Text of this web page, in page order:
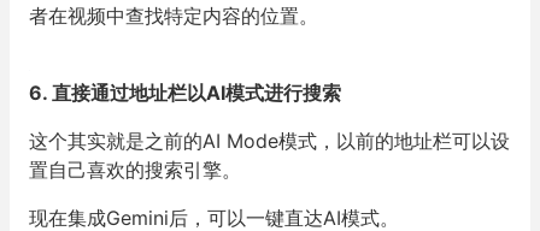
者在视频中查找特定内容的位置。
6. 直接通过地址栏以AI模式进行搜索
这个其实就是之前的AI Mode模式，以前的地址栏可以设
置自己喜欢的搜索引擎。
现在集成Gemini后，可以一键直达AI模式。